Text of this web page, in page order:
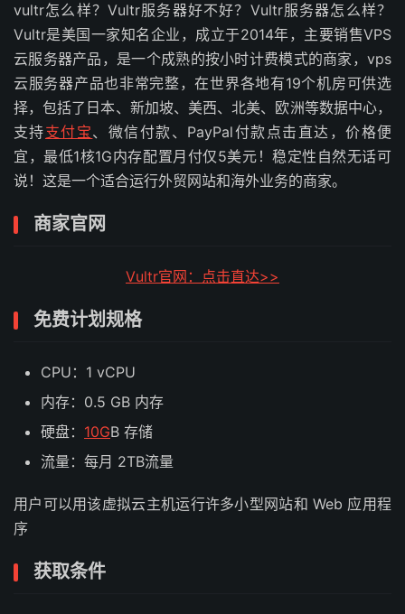
vultr怎么样？Vultr服务器好不好？Vultr服务器怎么样？
Vultr是美国一家知名企业，成立于2014年，主要销售VPS
云服务器产品，是一个成熟的按小时计费模式的商家，vps
云服务器产品也非常完整，在世界各地有19个机房可供选
择，包括了日本、新加坡、美西、北美、欧洲等数据中心，
支持支付宝、微信付款、PayPal付款点击直达，价格便
宜，最低1核1G内存配置月付仅5美元！稳定性自然无话可
说！这是一个适合运行外贸网站和海外业务的商家。
商家官网
Vultr官网：点击直达>>
免费计划规格
CPU：1 vCPU
内存：0.5 GB 内存
硬盘： 10GB 存储
流量：每月 2TB流量
用户可以用该虚拟云主机运行许多小型网站和 Web 应用程
序
获取条件